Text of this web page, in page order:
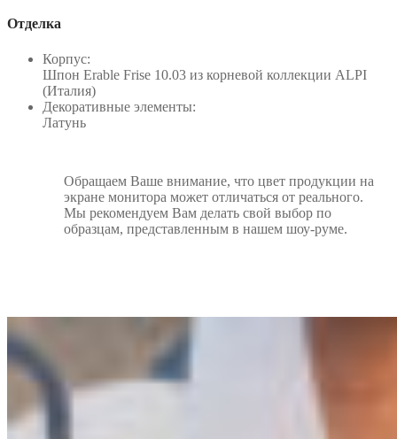
Отделка
Корпус:
Шпон Erable Frise 10.03 из корневой коллекции ALPI
(Италия)
Декоративные элементы:
Латунь
Обращаем Ваше внимание, что цвет продукции на
экране монитора может отличаться от реального.
Мы рекомендуем Вам делать свой выбор по
образцам, представленным в нашем шоу-руме.